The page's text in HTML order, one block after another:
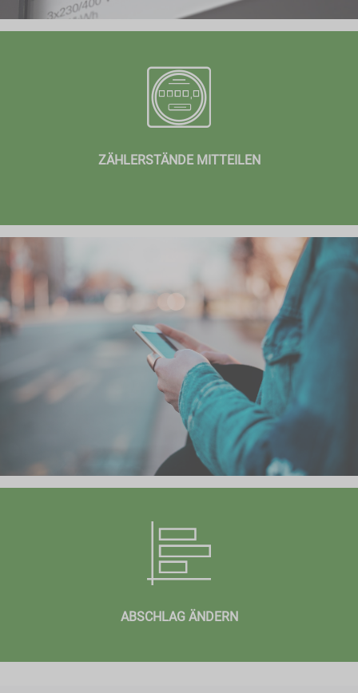
ZÄHLERSTÄNDE MITTEILEN
ABSCHLAG ÄNDERN